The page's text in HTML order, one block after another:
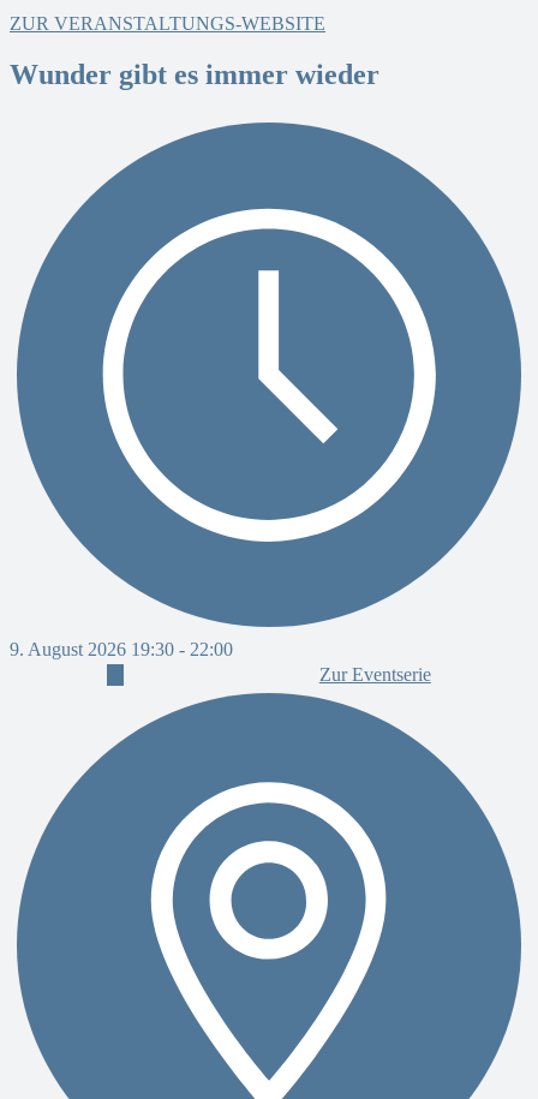
ZUR VERANSTALTUNGS-WEBSITE
Wunder gibt es immer wieder
9. August 2026 19:30 - 22:00
Zur Eventserie